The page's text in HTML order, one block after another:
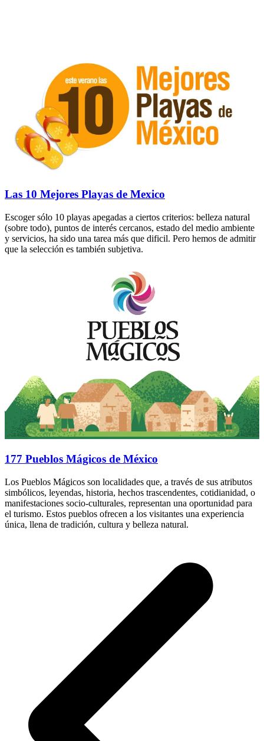
Las 10 Mejores Playas de Mexico
Escoger sólo 10 playas apegadas a ciertos criterios: belleza natural
(sobre todo), puntos de interés cercanos, estado del medio ambiente
y servicios, ha sido una tarea más que dificil. Pero hemos de admitir
que la selección es también subjetiva.
177 Pueblos Mágicos de México
Los Pueblos Mágicos son localidades que, a través de sus atributos
simbólicos, leyendas, historia, hechos trascendentes, cotidianidad, o
manifestaciones socio-culturales, representan una oportunidad para
el turismo. Estos pueblos ofrecen a los visitantes una experiencia
única, llena de tradición, cultura y belleza natural.